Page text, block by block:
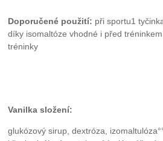
Doporučené použití: při sportu1
díky isomaltóze vhodné i před
tréninky
Vanilka složení:
glukózový sirup, dextróza,